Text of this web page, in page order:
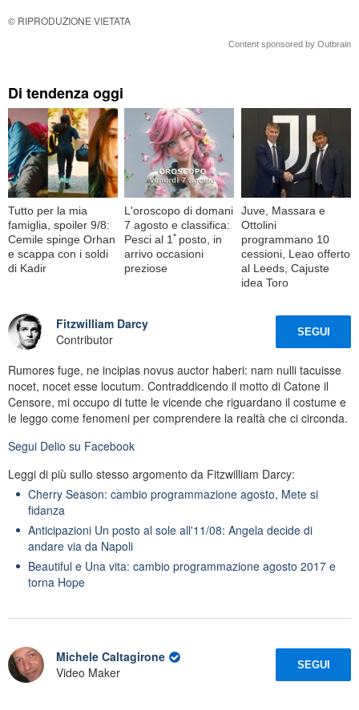
© RIPRODUZIONE VIETATA
Content sponsored by Outbrain
Di tendenza oggi
Tutto per la mia
famiglia, spoiler 9/8:
Cemile spinge Orhan
e scappa con i soldi
di Kadir
L'oroscopo di domani
7 agosto e classifica:
Pesci al 1ﾟposto, in
arrivo occasioni
preziose
Juve, Massara e
Ottolini
programmano 10
cessioni, Leao offerto
al Leeds, Cajuste
idea Toro
Fitzwilliam Darcy
Contributor
SEGUI
Rumores fuge, ne incipias novus auctor haberi: nam nulli tacuisse
nocet, nocet esse locutum. Contraddicendo il motto di Catone il
Censore, mi occupo di tutte le vicende che riguardano il costume e
le leggo come fenomeni per comprendere la realtà che ci circonda.
Segui Delio su Facebook
Leggi di più sullo stesso argomento da Fitzwilliam Darcy:
Cherry Season: cambio programmazione agosto, Mete si
fidanza
Anticipazioni Un posto al sole all'11/08: Angela decide di
andare via da Napoli
Beautiful e Una vita: cambio programmazione agosto 2017 e
torna Hope
Michele Caltagirone
Video Maker
SEGUI